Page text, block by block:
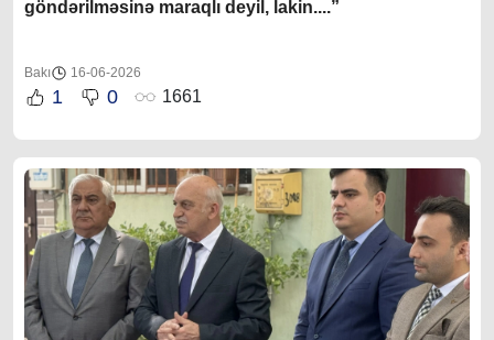
göndərilməsinə maraqlı deyil, lakin....”
Bakı 16-06-2026
1 0 1661